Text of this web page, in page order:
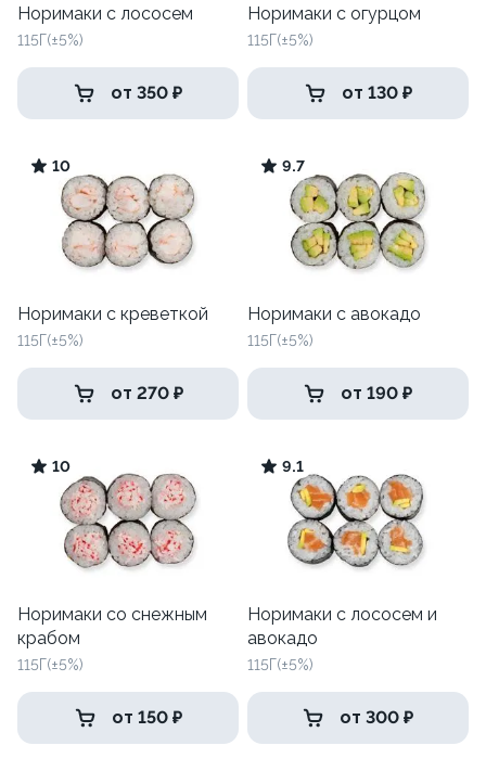
Норимаки с лососем
115Г(±5%)
от 350 ₽
Норимаки с огурцом
115Г(±5%)
от 130 ₽
10
Норимаки с креветкой
115Г(±5%)
от 270 ₽
9.7
Норимаки с авокадо
115Г(±5%)
от 190 ₽
10
Норимаки со снежным
крабом
115Г(±5%)
от 150 ₽
9.1
Норимаки с лососем и
авокадо
115Г(±5%)
от 300 ₽